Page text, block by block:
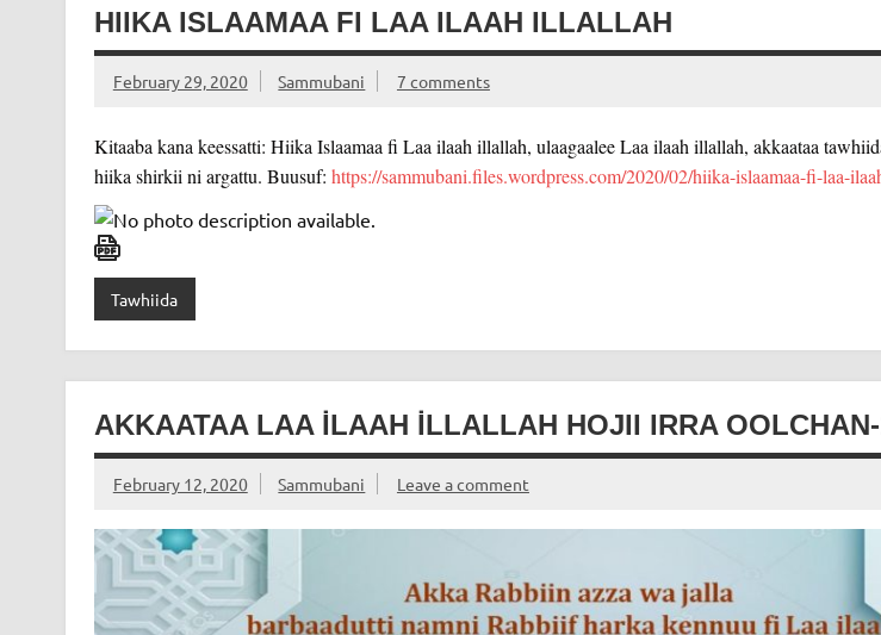
HIIKA ISLAAMAA FI LAA ILAAH ILLALLAH
February 29, 2020 Sammubani 7 comments
Kitaaba kana keessatti: Hiika Islaamaa fi Laa ilaah illallah, ulaagaalee Laa ilaah illallah, akkaataa
hiika shirkii ni argattu. Buusuf: https://sammubani.files.wordpress.com/2020/02/hiika-islaamaa-fi-laa-
Tawhiida
AKKAATAA LAA İLAAH İLLALLAH HOJII IRRA
February 12, 2020 Sammubani Leave a comment